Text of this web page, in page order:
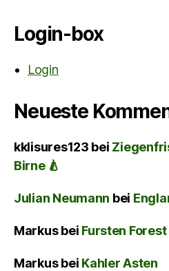
Login-box
Login
Neueste
kklisures123 bei
Birne 🍐
Julian Neumann bei
Markusbei Fursten Forest
Markusbei Kahler Asten